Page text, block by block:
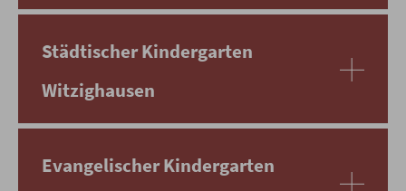
Städtischer Kindergarten
Witzighausen
Evangelischer Kindergarten